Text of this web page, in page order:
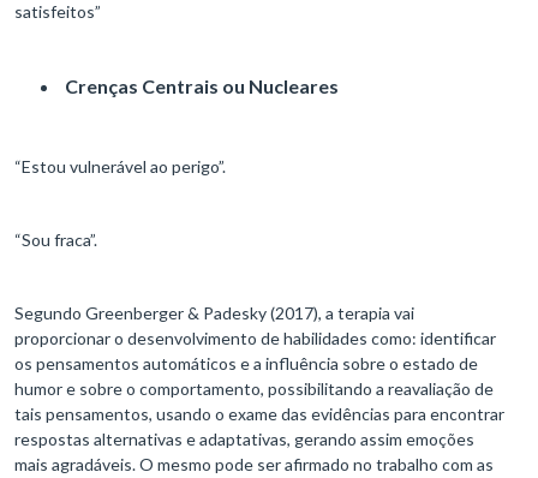
satisfeitos”
Crenças Centrais ou Nucleares
“Estou vulnerável ao perigo”.
“Sou fraca”.
Segundo Greenberger & Padesky (2017), a terapia vai
proporcionar o desenvolvimento de habilidades como: identificar
os pensamentos automáticos e a influência sobre o estado de
humor e sobre o comportamento, possibilitando a reavaliação de
tais pensamentos, usando o exame das evidências para encontrar
respostas alternativas e adaptativas, gerando assim emoções
mais agradáveis. O mesmo pode ser afirmado no trabalho com as